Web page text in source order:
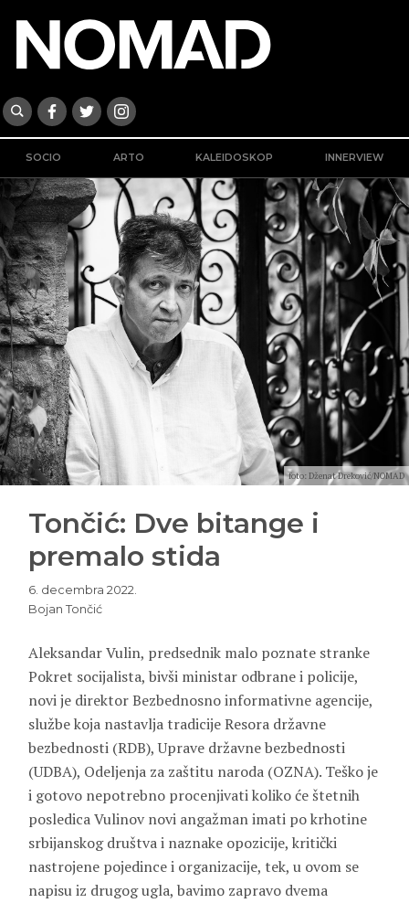
SOCIO ARTO KALEIDOSKOP INNERVIEW
foto: Dženat Dreković/NOMAD
Tončić: Dve bitange i
premalo stida
6. decembra 2022.
Bojan Tončić
Aleksandar Vulin, predsednik malo poznate stranke
Pokret socijalista, bivši ministar odbrane i policije,
novi je direktor Bezbednosno informativne agencije,
službe koja nastavlja tradicije Resora državne
bezbednosti (RDB), Uprave državne bezbednosti
(UDBA), Odeljenja za zaštitu naroda (OZNA). Teško je
i gotovo nepotrebno procenjivati koliko će štetnih
posledica Vulinov novi angažman imati po krhotine
srbijanskog društva i naznake opozicije, kritički
nastrojene pojedince i organizacije, tek, u ovom se
napisu iz drugog ugla, bavimo zapravo dvema